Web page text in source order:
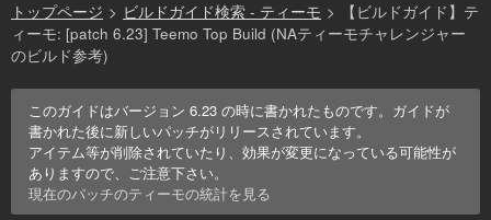
トップページ > ビルドガイド検索 - ティーモ >
【ビルドガイド】テ
ィーモ: [patch 6.23] Teemo Top Build (NAティーモチャレンジャー
のビルド参考)
このガイドはバージョン6.23 の時に書かれたものです。ガイドが
書かれた後に新しいパッチがリリースされています。
アイテム等が削除されていたり、効果が変更になっている可能性が
ありますので、ご注意下さい。
現在のパッチのティーモの統計を見る